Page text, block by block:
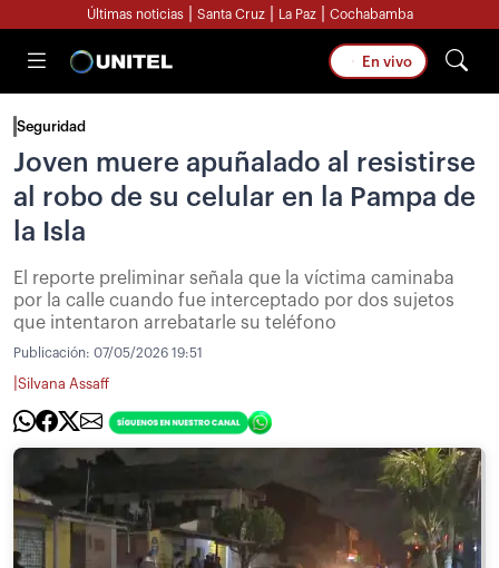
Últimas noticias Santa Cruz La Paz Cochabamba
En vivo
Seguridad
Joven muere apuñalado al resistirse
al robo de su celular en la Pampa de
la Isla
El reporte preliminar señala que la víctima caminaba
por la calle cuando fue interceptado por dos sujetos
que intentaron arrebatarle su teléfono
Publicación: 07/05/2026 19:51
Silvana Assaff